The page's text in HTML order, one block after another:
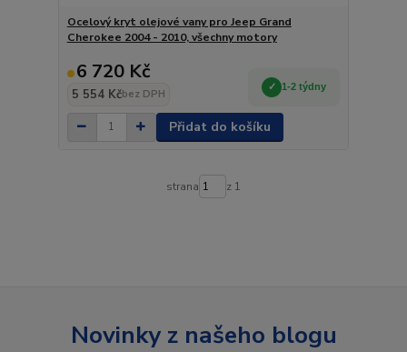
Ocelový kryt olejové vany pro Jeep Grand
Cherokee 2004 - 2010, všechny motory
6 720 Kč
5 554 Kčbez DPH
1-2 týdny
Přidat do košíku
strana z 1
Novinky z našeho blogu